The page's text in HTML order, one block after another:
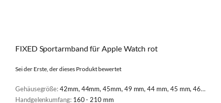
FIXED Sportarmband für Apple Watch rot
Sei der Erste, der dieses Produkt bewertet
Gehäusegröße:42mm, 44mm, 45mm, 49 mm, 44 mm, 45 mm, 46 mm, 49 mm
Handgelenkumfang: 160 - 210 mm